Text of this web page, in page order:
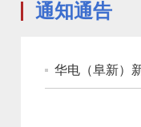
通知通告
华电（阜新）